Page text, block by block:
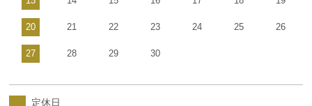
20 21 22 23 24 25 26
27 28 29 30
定休日